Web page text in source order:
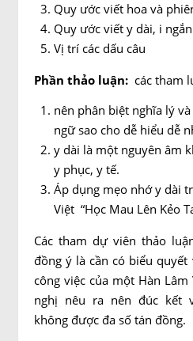
Quy ước viết hoa và
Quy ước viết y dài, i ngắn
Vị trí các dấu câu
Phần thảo luận: các tham
nên phân biệt nghĩa lý
ngữ sao cho dễ hiểu dễ
y dài là một nguyên âm
y phục, y tế.
Áp dụng mẹo nhớ y dài
Việt “Học Mau Lên Kẻo
Các tham dự viên thảo
đồng ý là cần có biểu
công việc của một Hàn
nghị nêu ra nên đúc kết
không được đa số tán đồng.